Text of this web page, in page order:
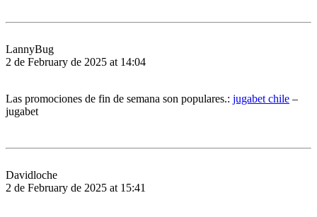
LannyBug
2 de February de 2025 at 14:04
Las promociones de fin de semana son populares.: jugabet chile –
jugabet
Davidloche
2 de February de 2025 at 15:41